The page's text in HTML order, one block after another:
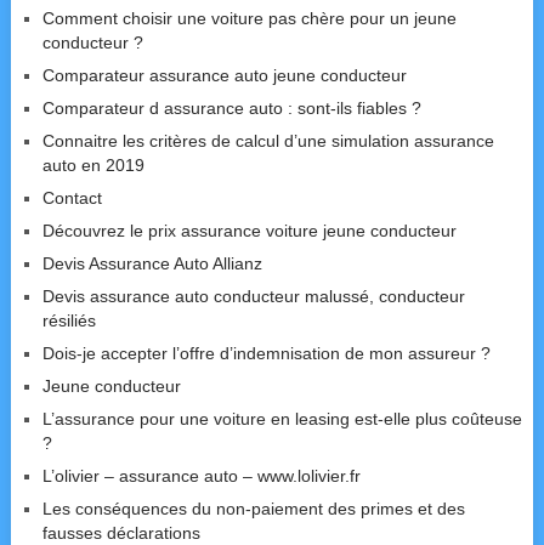
Comment choisir une voiture pas chère pour un jeune
conducteur ?
Comparateur assurance auto jeune conducteur
Comparateur d assurance auto : sont-ils fiables ?
Connaitre les critères de calcul d’une simulation assurance
auto en 2019
Contact
Découvrez le prix assurance voiture jeune conducteur
Devis Assurance Auto Allianz
Devis assurance auto conducteur malussé, conducteur
résiliés
Dois-je accepter l’offre d’indemnisation de mon assureur ?
Jeune conducteur
L’assurance pour une voiture en leasing est-elle plus coûteuse
?
L’olivier – assurance auto – www.lolivier.fr
Les conséquences du non-paiement des primes et des
fausses déclarations